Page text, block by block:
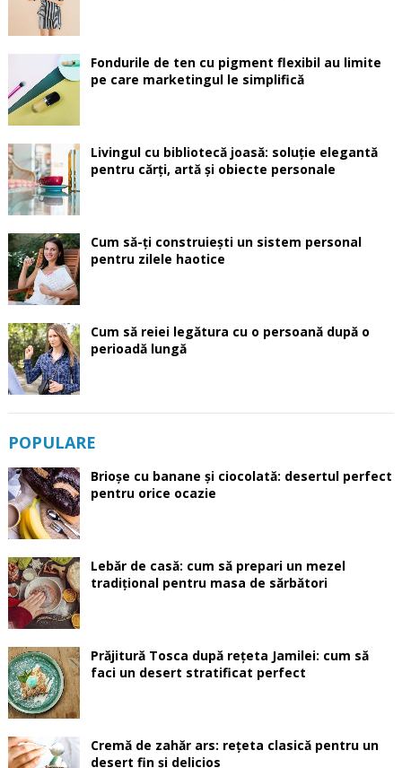
Fondurile de ten cu pigment flexibil au limite
pe care marketingul le simplifică
Livingul cu bibliotecă joasă: soluție elegantă
pentru cărți, artă și obiecte personale
Cum să-ți construiești un sistem personal
pentru zilele haotice
Cum să reiei legătura cu o persoană după o
perioadă lungă
POPULARE
Brioșe cu banane și ciocolată: desertul perfect
pentru orice ocazie
Lebăr de casă: cum să prepari un mezel
tradițional pentru masa de sărbători
Prăjitură Tosca după rețeta Jamilei: cum să
faci un desert stratificat perfect
Cremă de zahăr ars: rețeta clasică pentru un
desert fin și delicios